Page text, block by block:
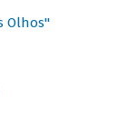
Olhos"